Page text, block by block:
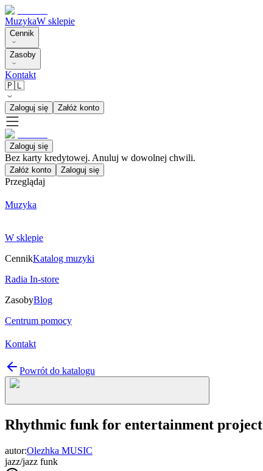
MuzykaW sklepie
Cennik
Zasoby
Kontakt
🇵🇱
Zaloguj się Załóż konto
Zaloguj się
Bez karty kredytowej. Anuluj w dowolnej chwili.
Załóż konto Zaloguj się
Przeglądaj
Muzyka
W sklepie
CennikKatalog muzyki
Radia In-store
ZasobyBlog
Centrum pomocy
Kontakt
Powrót do katalogu
Rhythmic funk for entertainment project
autor:Olezhka MUSIC
jazz/jazz funk